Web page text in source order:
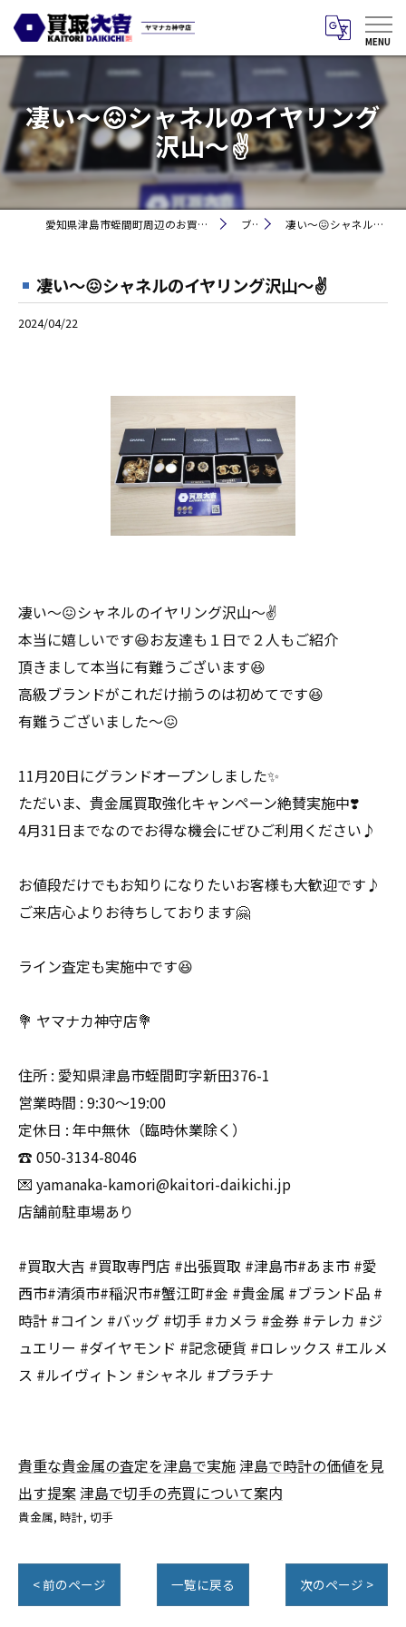
凄い〜😖シャネルのイヤリング
沢山〜✌
愛知県津島市蛭間町周辺のお買取りなら買取大吉 ヤマナカ神守店 ブログ 凄い〜😖シャネルのイヤリング沢山〜✌
凄い〜😖シャネルのイヤリング沢山〜✌
2024/04/22
凄い〜😖シャネルのイヤリング沢山〜✌
本当に嬉しいです😆お友達も１日で２人もご紹介
頂きまして本当に有難うございます😆
高級ブランドがこれだけ揃うのは初めてです😆
有難うございました〜😖
11月20日にグランドオープンしました✨
ただいま、貴金属買取強化キャンペーン絶賛実施中❣️
4月31日までなのでお得な機会にぜひご利用ください♪
お値段だけでもお知りになりたいお客様も大歓迎です♪
ご来店心よりお待ちしております🤗
ライン査定も実施中です😆
💐 ヤマナカ神守店💐
住所 : 愛知県津島市蛭間町字新田376-1
営業時間 : 9:30〜19:00
定休日 : 年中無休（臨時休業除く）
☎️ 050-3134-8046
💌 yamanaka-kamori@kaitori-daikichi.jp
店舗前駐車場あり
#買取大吉 #買取専門店 #出張買取 #津島市#あま市 #愛
西市#清須市#稲沢市#蟹江町#金 #貴金属 #ブランド品 #
時計 #コイン #バッグ #切手 #カメラ #金券 #テレカ #ジ
ュエリー #ダイヤモンド #記念硬貨 #ロレックス #エルメ
ス #ルイヴィトン #シャネル #プラチナ
貴重な貴金属の査定を津島で実施 津島で時計の価値を見
出す提案 津島で切手の売買について案内
貴金属 時計 切手
< 前のページ 一覧に戻る 次のページ >